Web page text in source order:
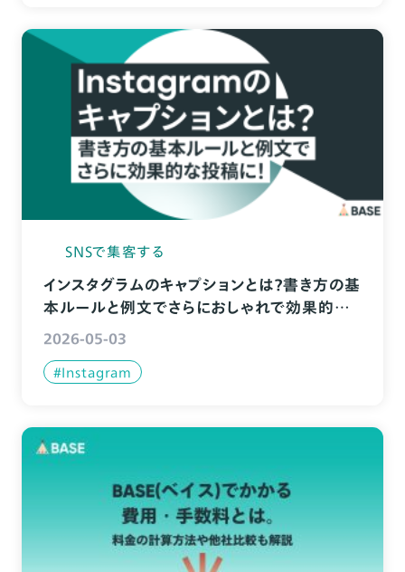
SNSで集客する
インスタグラムのキャプションとは？書き方の基
本ルールと例文でさらにおしゃれで効果的な
投稿に！
2026-05-03
#Instagram